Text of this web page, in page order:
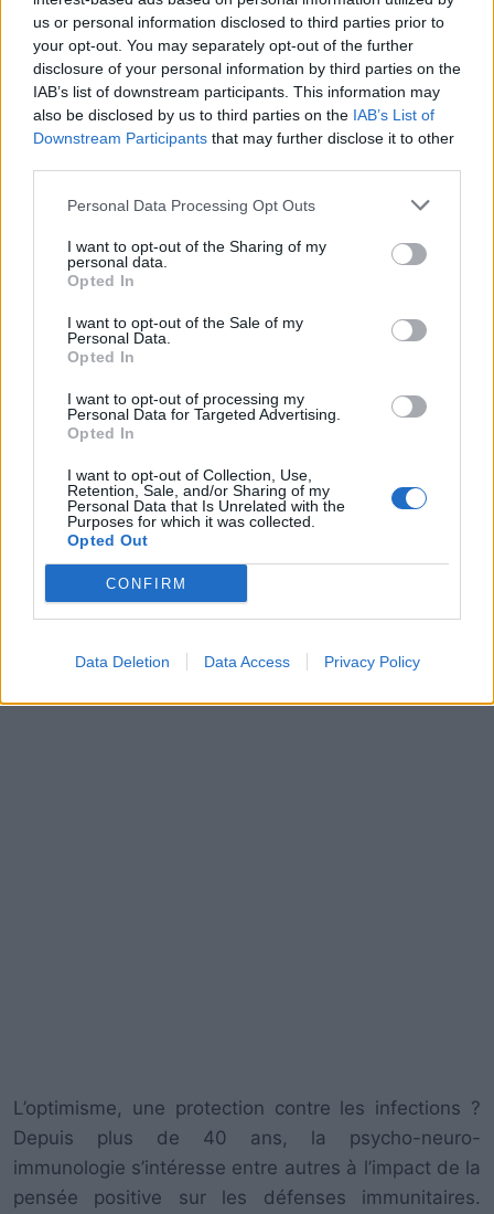
us or personal information disclosed to third parties prior to
your opt-out. You may separately opt-out of the further
disclosure of your personal information by third parties on the
IAB’s list of downstream participants. This information may
also be disclosed by us to third parties on the IAB’s List of
Downstream Participants that may further disclose it to other
Personal Data Processing Opt Outs
I want to opt-out of the Sharing of my
personal data.
Opted In
I want to opt-out of the Sale of my
Personal Data.
Opted In
I want to opt-out of processing my
Personal Data for Targeted Advertising.
Opted In
I want to opt-out of Collection, Use,
Retention, Sale, and/or Sharing of my
Personal Data that Is Unrelated with the
Purposes for which it was collected.
Opted Out
CONFIRM
Data Deletion Data Access Privacy Policy
La pensée positive, aussi efficace qu’une dose de
morphine ? Sans aller jusque-là, l’imagerie médicale
cerveau impliquées dans la perception de la douleur
sont moins actives lorsqu’on se persuade qu’on aura
peu ou pas mal. Une étude récente chez des
personnes atteintes de divers cancers a aussi
douleurs pendant la maladie, y compris après une
intervention chirurgicale.
La pensée positive pour booster les défenses
immunitaires :
L’optimisme, une protection contre les infections ?
Depuis plus de 40 ans, la psycho-neuro-
immunologie s’intéresse entre autres à l’impact de la
pensée positive sur les défenses immunitaires.